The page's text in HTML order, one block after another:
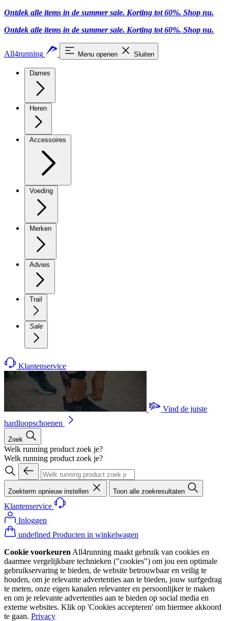
Ontdek alle items in de summer sale. Korting tot 60%. Shop nu.
Ontdek alle items in de summer sale. Korting tot 60%. Shop nu.
All4running Menu openen Sluiten
Dames
Heren
Accessoires
Voeding
Merken
Advies
Trail
Sale
Klantenservice
Vind de juiste
hardloopschoenen
Zoek
Welk running product zoek je?
Welk running product zoek je?
Zoekterm opnieuw instellen Toon alle zoekresultaten
Klantenservice
Inloggen
undefined Producten in winkelwagen
Cookie voorkeuren All4running maakt gebruik van cookies en
daarmee vergelijkbare technieken ("cookies") om jou een optimale
gebruikservaring te bieden, de website betrouwbaar en veilig te
houden, om je relevante advertenties aan te bieden, jouw surfgedrag
te meten, onze eigen kanalen relevanter en persoonlijker te maken
en om je relevante advertenties aan te bieden op social media en
externe websites. Klik op 'Cookies accepteren' om hiermee akkoord
te gaan. Privacy